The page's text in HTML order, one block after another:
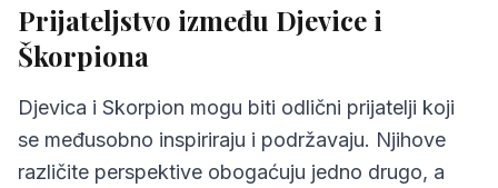
Prijateljstvo između Djevice i
Škorpiona
Djevica i Skorpion mogu biti odlični prijatelji koji
se međusobno inspiriraju i podržavaju. Njihove
različite perspektive obogaćuju jedno drugo, a